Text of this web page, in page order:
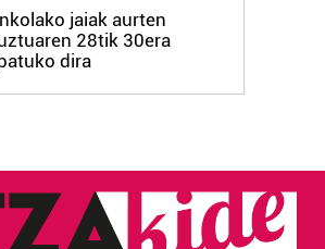
jaiak aurten
28tik 30era
dira